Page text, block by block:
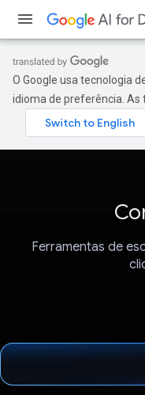
O Google usa tecnologia
idioma de preferência. As
Ferramentas de